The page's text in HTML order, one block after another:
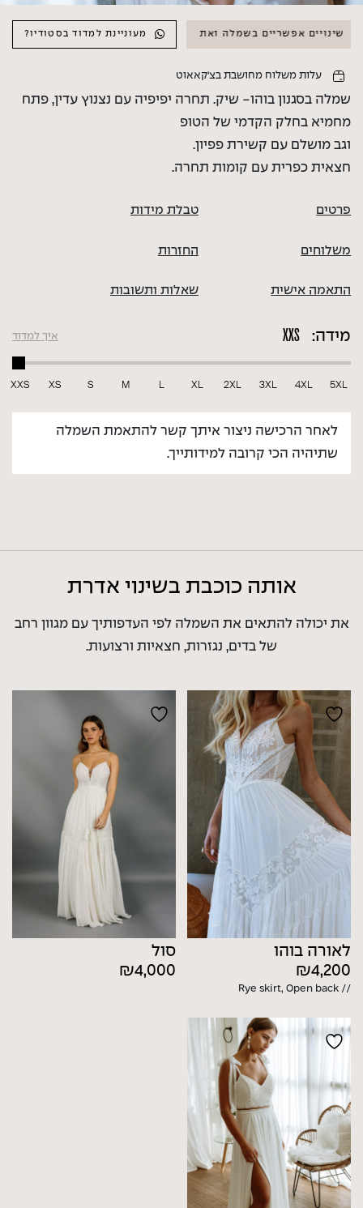
שינויים אפשריים בשמלה זאת אפשריים בשמלה זאת מעוניינת למדוד בסטודיו?
עלות משלוח מחושבת בצ'קאאוט
שמלה בסגנון בוהו- שיק. תחרה יפיפיה עם נצנוץ עדין, פתח
מחמיא בחלק הקדמי של הטופ
וגב מושלם עם קשירת פפיון.
חצאית כפרית עם קומות תחרה.
פרטים טבלת מידות
משלוחים החזרות
התאמה אישית שאלות ותשובות
מידה: איך למדוד
XXS XS S M L XL 2XL 3XL 4XL 5XL
לאחר הרכישה ניצור איתך קשר להתאמת השמלה
שתיהיה הכי קרובה למידותייך.
אותה כוכבת בשינוי אדרת
את יכולה להתאים את השמלה לפי העדפותיך עם מגוון רחב
של בדים, נגזרות, חצאיות ורצועות.
לאורה בוהו
₪4,200
// Rye skirt, Open back
סול
₪4,000